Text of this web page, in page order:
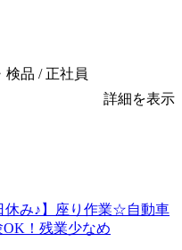
検品 / 正社員
詳細を表示